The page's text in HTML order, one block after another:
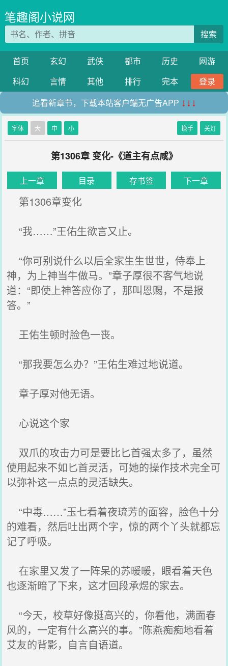
笔趣阁小说网
搜索
首页 玄幻 武侠 都市 历史
网游
科幻
言情 其他 排行 完本
登录
追看新章节，下载本站客户端无广告APP ↓↓↓
字体 大 中 小 换手 关灯
第1306章 变化-《道主有点咸》
上一章 目录 存书签 下一章
第1306章变化
“我……”王佑生欲言又止。
“你可别说什么以后全家生生世世，侍奉上
神，为上神当牛做马。”章子厚很不客气地说
道：“即使上神答应你了，那叫恩赐，不是报
答。”
王佑生顿时脸色一丧。
“那我要怎么办？”王佑生难过地说道。
章子厚对他无语。
心说这个家
双爪的攻击力可是要比匕首强太多了，虽然
使用起来不如匕首灵活，可她的操作技术完全可
以弥补这一点点的灵活缺失。
“中毒……”玉七看着夜琉芳的面容，脸色十分
的难看，然后吐出两个字，惊的两个丫头就都忘
记了呼吸。
在家里又发了一阵呆的苏暖暖，眼看着天色
也逐渐暗了下来，这才回段承煜的家去。
“今天，校草好像挺高兴的，你看他，满面春
风的，一定有什么高兴的事。”陈燕痴痴地看着
艾友的背影，自言自语道。